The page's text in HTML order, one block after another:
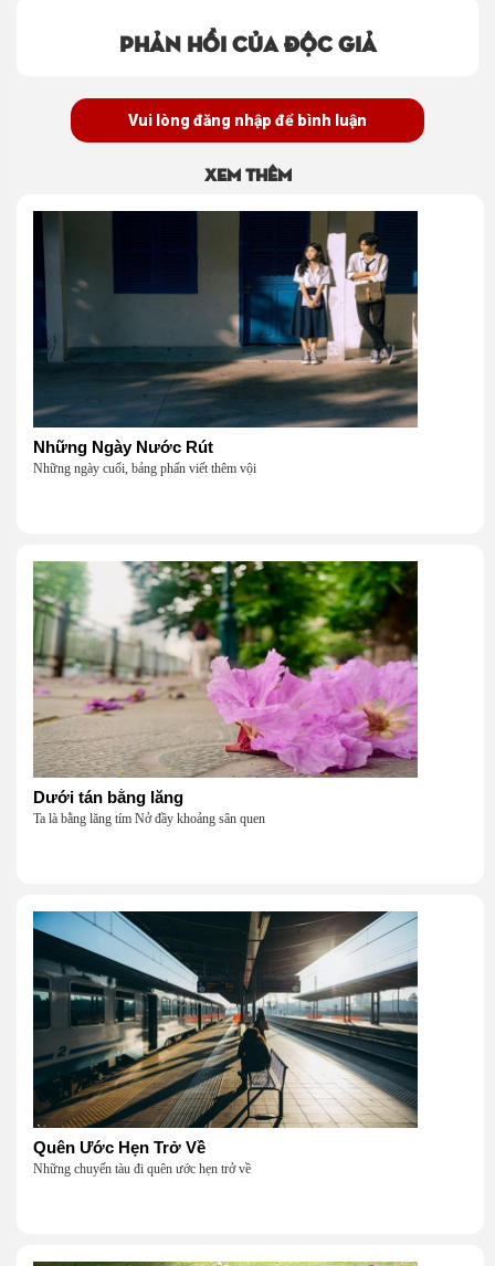
Phản hồi của độc giả
Vui lòng đăng nhập để bình luận
Xem thêm
Những Ngày Nước Rút
Những ngày cuối, bảng phấn viết thêm vội
Dưới tán bằng lăng
Ta là bằng lăng tím Nở đầy khoảng sân quen
Quên Ước Hẹn Trở Về
Những chuyến tàu đi quên ước hẹn trở về